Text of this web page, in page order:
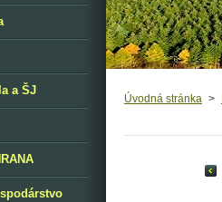
Úvodná stránka >
a ŠJ